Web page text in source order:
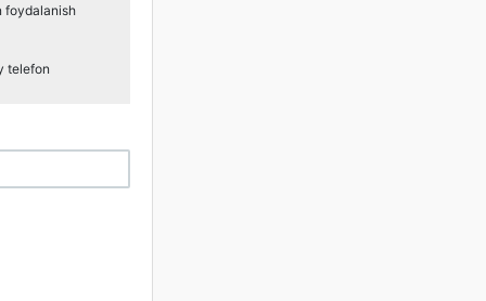
foydalanish
telefon